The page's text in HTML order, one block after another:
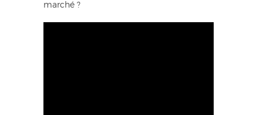
marché ?